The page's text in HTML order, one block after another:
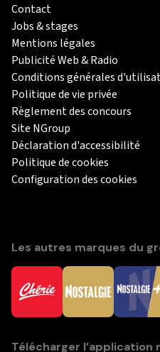
Contact
Jobs & stages
Mentions légales
Publicité Web & Radio
Conditions générales
Politique de vie privée
Règlement des concours
Site NGroup
Déclaration d'accessibilité
Politique de cookies
Configuration des cookies
Les autres marques du
Télécharger l’application